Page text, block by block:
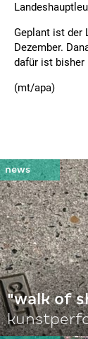
Geplant ist der
Dezember.
dafür ist bisher
(mt/apa)
"walk of